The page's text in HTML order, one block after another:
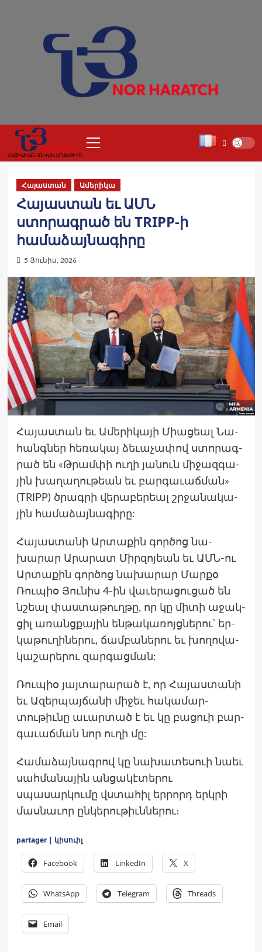
ՀԱՅԿԱԿԱՆ ԱՆԿԱԽ ԼՐԱՍՓԻՒՌ
Menu
Հայաստան Ամերիկա
Հայաստան եւ ԱՄՆ
ստորագրած են TRIPP-ի
համաձայնագիրը
5 Յունիս, 2026
Հայաս­տան եւ Ամե­րիկա­յի Միացեալ Նա­
հանգներ հե­ռակայ ձե­ւաչա­փով ստո­րագ­
րած են «Թրամ­փի ու­ղի յա­նուն մի­ջազ­գա­
յին խա­ղաղու­թեան եւ բար­գա­ւաճ­ման»
(TRIPP) ծրագ­րի վե­րաբե­րեալ շրջա­նակա­
յին հա­մաձայ­նա­գիրը:
Հա­յաս­տա­նի Ար­տա­քին գոր­ծոց նա­
խարար Արա­րատ Միր­զո­յեան եւ ԱՄՆ-ու
Ար­տա­քին գոր­ծոց նա­խարար Մար­քօ
Ռուպիօ Յու­նիս 4-ին վա­ւերա­ցու­ցած են
նշեալ փաս­տա­թուղթը, որ կը մի­տի աջակ­
ցիլ առանցքա­յին են­թա­կառոյցնե­րու՝ եր­
կա­թու­ղի­ներու, ճամ­բա­ներու եւ խո­ղովա­
կաշա­րերու զար­գացման:
Ռու­պիօ յայ­տա­րարած է, որ Հա­յաս­տա­նի
եւ Ազեր­պայճա­նի մի­ջեւ հա­կամար­
տութիւ­նը աւար­տած է եւ կը բա­ցուի բար­
գա­ւաճ­ման նոր ու­ղի մը:
Համաձայնագրով կը նախատեսուի նաեւ
սահմանային անցակէտերու
սպասարկումը վստահիլ երրորդ երկրի
մասնաւոր ընկերութիւններու։
partager | կիսուիլ
Facebook LinkedIn X
WhatsApp Telegram Threads
Email